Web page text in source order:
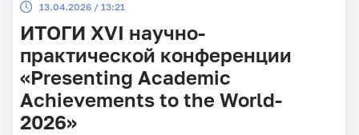
13.04.2026 / 13:21
ИТОГИ XVI научно-
практической конференции
«Presenting Academic
Achievements to the World-
2026»